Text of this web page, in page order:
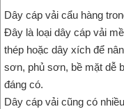
Dây cáp vải cẩu hàng
Đây là loại dây cáp vải
thép hoặc dây xích để
sơn, phủ sơn, bề mặt dễ
đáng có.
Dây cáp vải cũng có